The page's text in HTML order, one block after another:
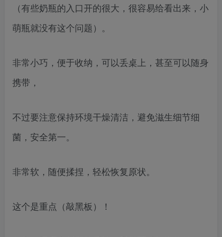
（有些奶瓶的入口开的很大，很容易给看出来，小
萌瓶就没有这个问题）。
非常小巧，便于收纳，可以丢桌上，甚至可以随身
携带，
不过要注意保持环境干燥清洁，避免滋生细节细
菌，安全第一。
非常软，随便揉捏，轻松恢复原状。
这个是重点（敲黑板）！